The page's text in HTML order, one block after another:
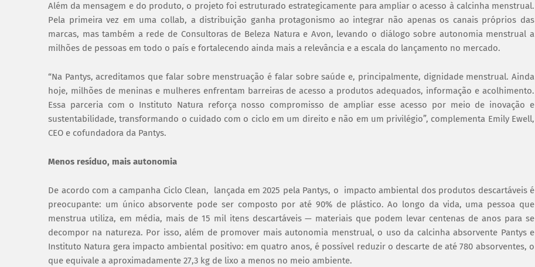
Além da mensagem e do produto, o projeto foi estruturado estrategicamente para ampliar o acesso à calcinha menstrual.
Pela primeira vez em uma collab, a distribuição ganha protagonismo ao integrar não apenas os canais próprios das
marcas, mas também a rede de Consultoras de Beleza Natura e Avon, levando o diálogo sobre autonomia menstrual a
milhões de pessoas em todo o país e fortalecendo ainda mais a relevância e a escala do lançamento no mercado.
“Na Pantys, acreditamos que falar sobre menstruação é falar sobre saúde e, principalmente, dignidade menstrual. Ainda
hoje, milhões de meninas e mulheres enfrentam barreiras de acesso a produtos adequados, informação e acolhimento.
Essa parceria com o Instituto Natura reforça nosso compromisso de ampliar esse acesso por meio de inovação e
sustentabilidade, transformando o cuidado com o ciclo em um direito e não em um privilégio”, complementa Emily Ewell,
CEO e cofundadora da Pantys.
Menos resíduo, mais autonomia
De acordo com a campanha Ciclo Clean, lançada em 2025 pela Pantys, o impacto ambiental dos produtos descartáveis é
preocupante: um único absorvente pode ser composto por até 90% de plástico. Ao longo da vida, uma pessoa que
menstrua utiliza, em média, mais de 15 mil itens descartáveis — materiais que podem levar centenas de anos para se
decompor na natureza. Por isso, além de promover mais autonomia menstrual, o uso da calcinha absorvente Pantys e
Instituto Natura gera impacto ambiental positivo: em quatro anos, é possível reduzir o descarte de até 780 absorventes, o
que equivale a aproximadamente 27,3 kg de lixo a menos no meio ambiente.